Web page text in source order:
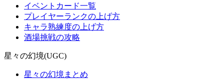
イベントカード一覧
プレイヤーランクの上げ方
キャラ熟練度の上げ方
酒場挑戦の攻略
星々の幻境(UGC)
星々の幻境まとめ